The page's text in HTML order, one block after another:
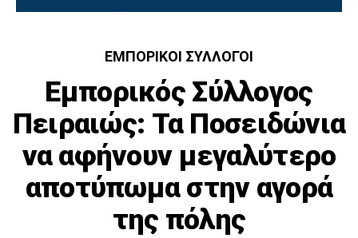
ΕΜΠΟΡΙΚΟΊ ΣΎΛΛΟΓΟΙ
Εμπορικός Σύλλογος
Πειραιώς: Τα Ποσειδώνια
να αφήνουν μεγαλύτερο
αποτύπωμα στην αγορά
της πόλης